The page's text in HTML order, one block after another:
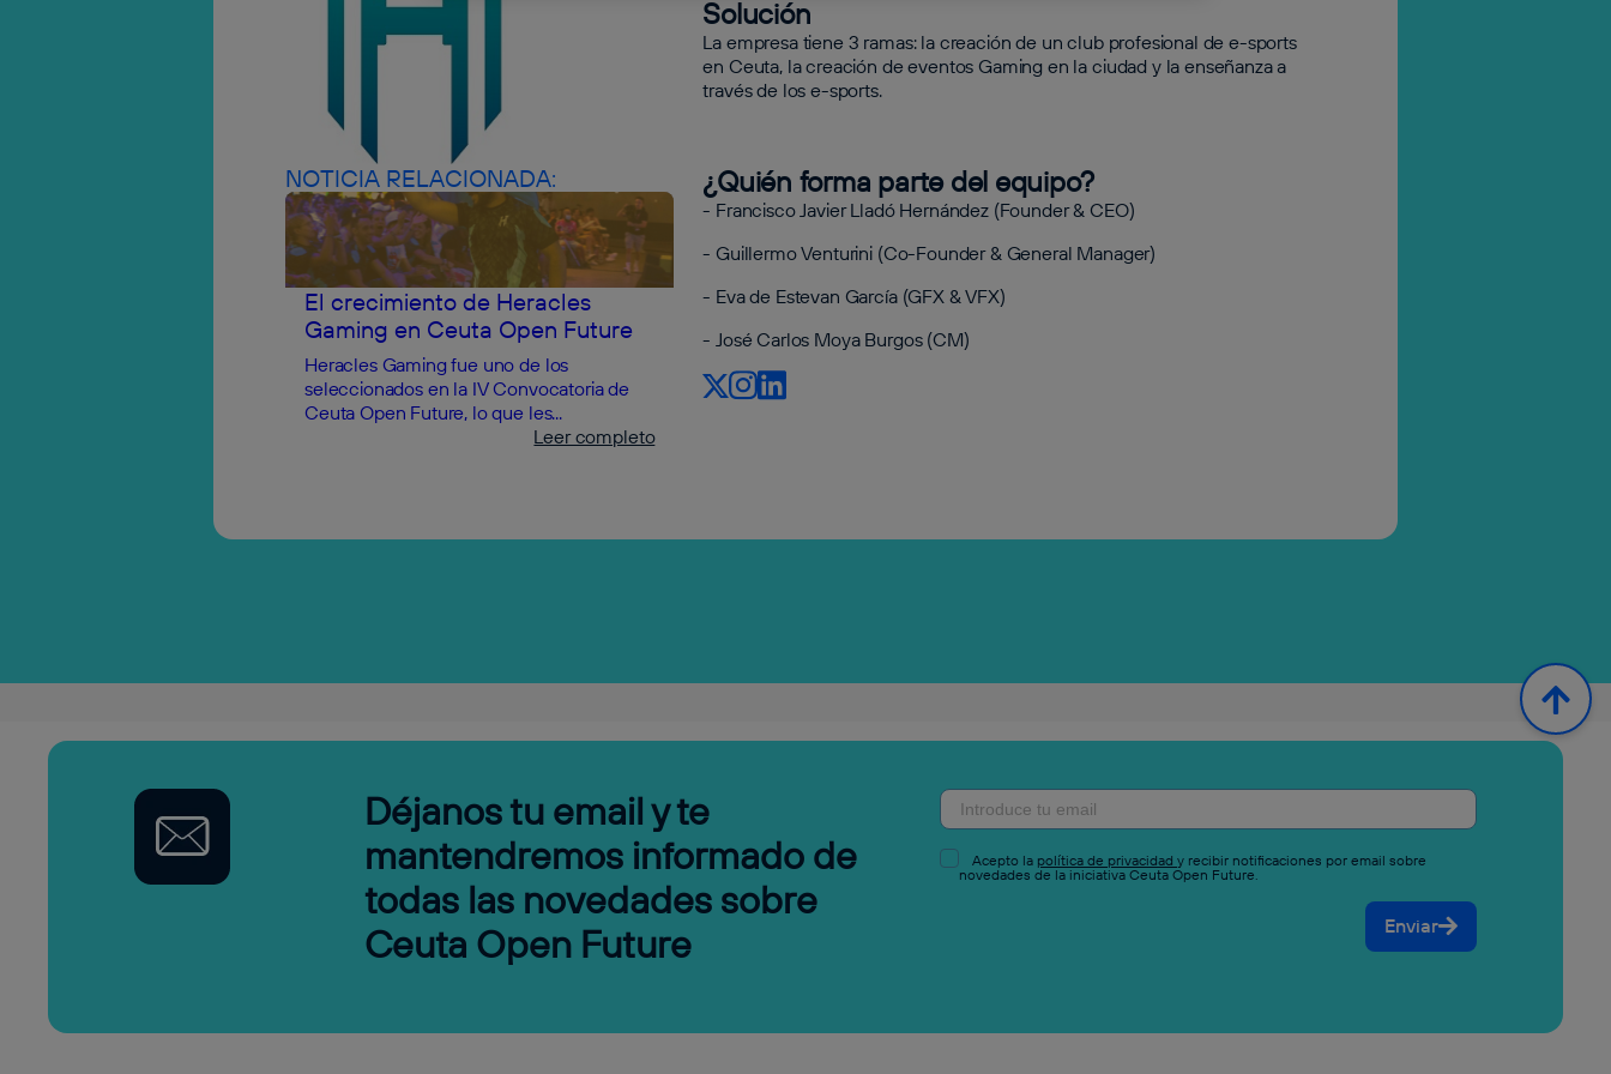
NOTICIA RELACIONADA:
El crecimiento de Heracles
Gaming en Ceuta Open Future
Heracles Gaming fue uno de los
seleccionados en la IV Convocatoria de
Ceuta Open Future, lo que les...
Leer completo
Solución
La empresa tiene 3 ramas: la creación de un club profesional de e-sports
en Ceuta, la creación de eventos Gaming en la ciudad y la enseñanza a
través de los e-sports.
¿Quién forma parte del equipo?
- Francisco Javier Lladó Hernández (Founder & CEO)
- Guillermo Venturini (Co-Founder & General Manager)
- Eva de Estevan García (GFX & VFX)
- José Carlos Moya Burgos (CM)
Déjanos tu email y te
mantendremos informado de
todas las novedades sobre
Ceuta Open Future
Acepto la política de privacidad y recibir notificaciones por email sobre
novedades de la iniciativa Ceuta Open Future.
Enviar